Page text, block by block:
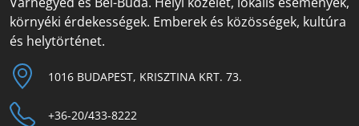
környéki érdekességek. Emberek és közösségek, kultúra
és helytörténet.
1016 BUDAPEST, KRISZTINA KRT. 73.
+36-20/433-8222